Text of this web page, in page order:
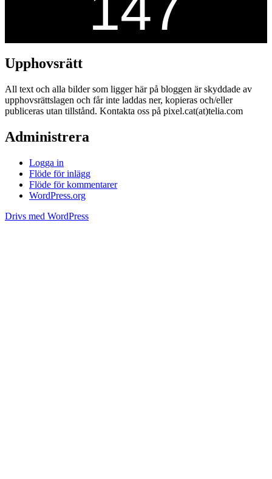
Upphovsrätt
All text och alla bilder som ligger här på bloggen är skyddade av
upphovsrättslagen och får inte laddas ner, kopieras och/eller
publiceras utan tillstånd. Kontakta oss på pixel.cat(at)telia.com
Administrera
Logga in
Flöde för inlägg
Flöde för kommentarer
WordPress.org
Drivs med WordPress